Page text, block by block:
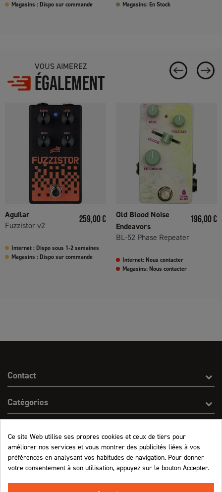
Magasins : Dispo sur commande
Magasins: En Stock
VOUS AIMEREZ
ÉGALEMENT
Aguilar
Fuzzistor v2
Prix
259,00 €
Internet : Dispo sous 1-2 semaines
Magasins : Dispo sur commande
Old Blood Noise
Endeavors
BL-52 Phase Repeater
Prix
196,00 €
Internet: Nous contacter
Magasins: Nous contacter
Contact
Catégories
Informations
Ce site Web utilise ses propres cookies et ceux de tiers pour
améliorer nos services et vous montrer des publicités liées à vos
préférences en analysant vos habitudes de navigation. Pour donner
votre consentement à son utilisation, appuyez sur le bouton Accepter.